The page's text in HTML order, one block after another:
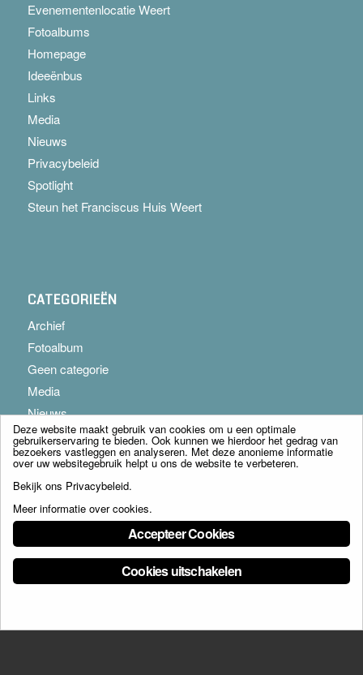
Evenementenlocatie Weert
Fotoalbums
Homepage
Ideeënbus
Links
Media
Nieuws
Privacybeleid
Spotlight
Steun het Franciscus Huis Weert
CATEGORIEËN
Archief
Fotoalbum
Geen categorie
Media
Nieuws
© Copyright - Franciscus Huis Weert B.V. - webdesign:
Deze website maakt gebruik van cookies om u een optimale
gebruikerservaring te bieden. Ook kunnen we hierdoor het gedrag van
bezoekers vastleggen en analyseren. Met deze anonieme informatie
over uw websitegebruik helpt u ons de website te verbeteren.
Bekijk ons Privacybeleid.
Meer informatie over cookies.
Accepteer Cookies
Cookies uitschakelen